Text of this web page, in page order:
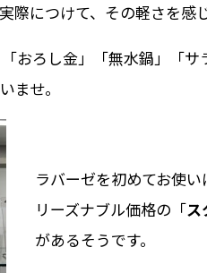
際につけて、その軽さを感
おろし金」「無水鍋」「
ませ。
ラバーゼを初めてお使
リーズナブル価格の「ス
があるそうです。